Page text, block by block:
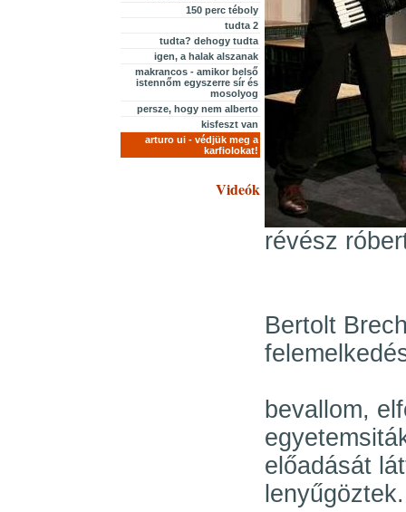
150 perc téboly
tudta 2
tudta? dehogy tudta
igen, a halak alszanak
makrancos - amikor belső
istennőm egyszerre sír és
mosolyog
persze, hogy nem alberto
kisfeszt van
arturo ui - védjük meg a
karfiolokat!
Videók
révész
Bertolt
bevallom,
előadását
lenyűgöztek.